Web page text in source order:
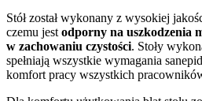
Stół został wykonany z wysokiej
czemu jest odporny na uszkodzenia
w zachowaniu czystości. Stoły
spełniają wszystkie wymagania
komfort pracy wszystkich